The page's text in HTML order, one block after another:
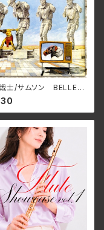
戦⼠/サムソン BELLE-2
仕様:SHM-CD)